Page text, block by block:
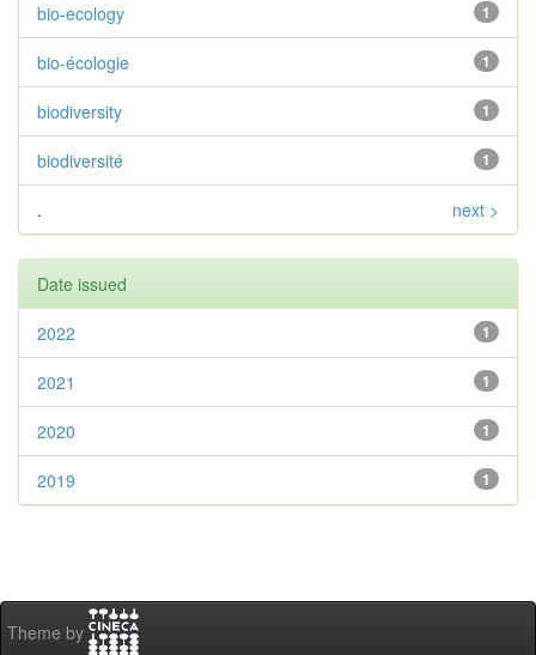
1
bio-ecology
1
bio-écologie
1
biodiversity
1
biodiversité
. next >
Date issued
1
2022
1
2021
1
2020
1
2019
Theme by